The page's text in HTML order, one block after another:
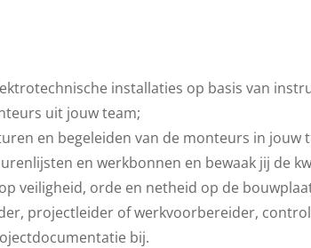
installaties op basis van
uit jouw team;
en begeleiden van de monteurs in jouw
en werkbonnen en bewaak jij de
veiligheid, orde en netheid op de
projectleider of werkvoorbereider,
bij.